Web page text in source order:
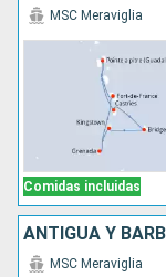
Comidas incluidas
MSC Meraviglia
MSC Meraviglia